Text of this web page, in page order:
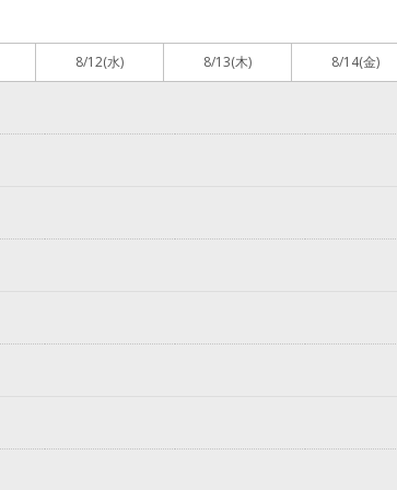
8/12(水) 8/13(木) 8/14(金)